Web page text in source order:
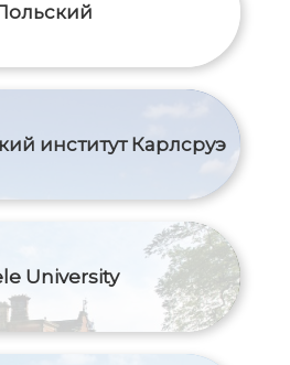
институт Карлсруэ
University